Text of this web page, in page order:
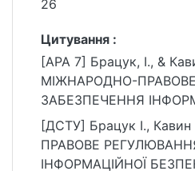
26
Цитування :
[APA 7] Брацук, І., &
МІЖНАРОДНО-
ЗАБЕЗПЕЧЕННЯ
БЕЗПЕКИ В РАМКАХ ООН. Вісник
Київського
імені Тараса
[ДСТУ] Брацук І.,
ПРАВОВЕ
ІНФОРМАЦІЙНОЇ БЕЗПЕКИ В РАМКАХ